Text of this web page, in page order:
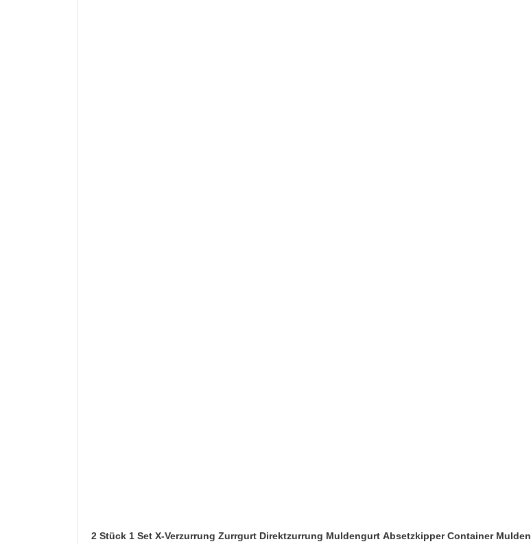
2 Stück 1 Set X-Verzurrung Zurrgurt Direktzurrung Muldengurt Absetzkipper Container Mulden